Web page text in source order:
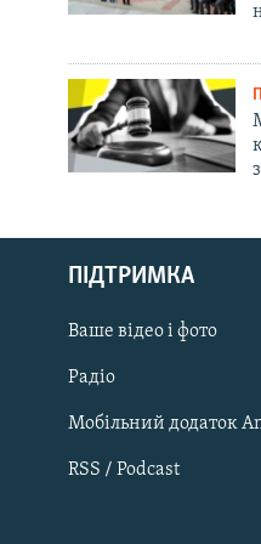
Русский
Qırımtatar
ДОЛУЧАЙСЯ!
ПІДТРИМКА
Ваше відео і фото
Радіо
Мобільний додаток
RSS / Podcast